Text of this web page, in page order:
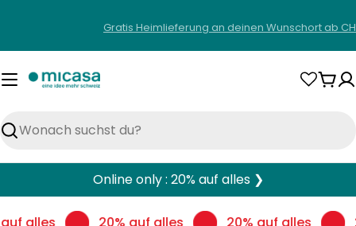
springen
Gratis Heimlieferung an deinen Wunschort ab
Suchen
Online only : 20% auf alles ❯